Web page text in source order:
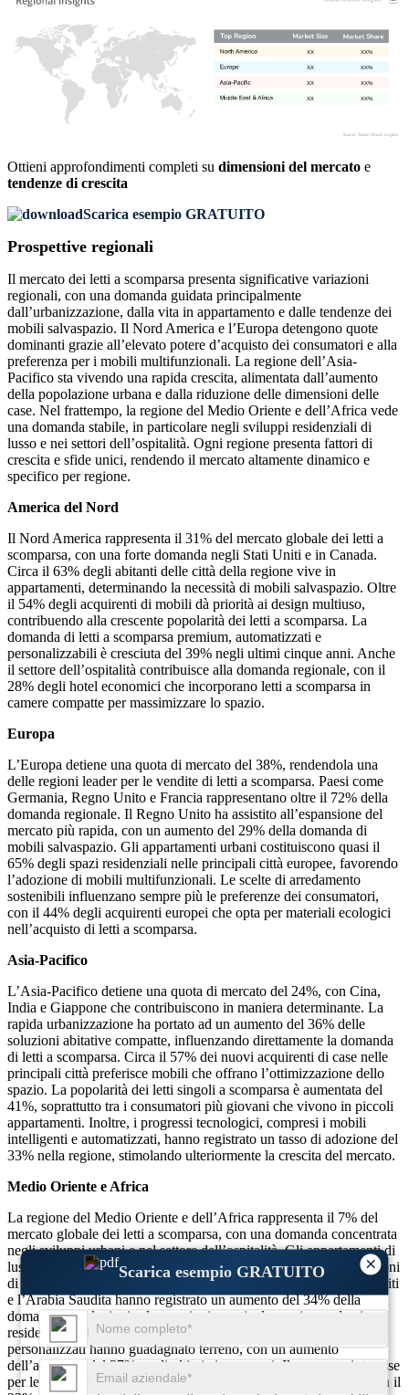
×
Scarica esempio GRATUITO
XX%
XX
XX%
XX
XX%
XX
XX%
XX
Ottieni approfondimenti completi su dimensioni del mercato e
tendenze di crescita
Scarica esempio GRATUITO
Prospettive regionali
Il mercato dei letti a scomparsa presenta significative variazioni
regionali, con una domanda guidata principalmente
dall’urbanizzazione, dalla vita in appartamento e dalle tendenze dei
mobili salvaspazio. Il Nord America e l’Europa detengono quote
dominanti grazie all’elevato potere d’acquisto dei consumatori e alla
preferenza per i mobili multifunzionali. La regione dell’Asia-
Pacifico sta vivendo una rapida crescita, alimentata dall’aumento
della popolazione urbana e dalla riduzione delle dimensioni delle
case. Nel frattempo, la regione del Medio Oriente e dell’Africa vede
una domanda stabile, in particolare negli sviluppi residenziali di
lusso e nei settori dell’ospitalità. Ogni regione presenta fattori di
crescita e sfide unici, rendendo il mercato altamente dinamico e
specifico per regione.
America del Nord
Il Nord America rappresenta il 31% del mercato globale dei letti a
scomparsa, con una forte domanda negli Stati Uniti e in Canada.
Circa il 63% degli abitanti delle città della regione vive in
appartamenti, determinando la necessità di mobili salvaspazio. Oltre
il 54% degli acquirenti di mobili dà priorità ai design multiuso,
contribuendo alla crescente popolarità dei letti a scomparsa. La
domanda di letti a scomparsa premium, automatizzati e
personalizzabili è cresciuta del 39% negli ultimi cinque anni. Anche
il settore dell’ospitalità contribuisce alla domanda regionale, con il
28% degli hotel economici che incorporano letti a scomparsa in
camere compatte per massimizzare lo spazio.
Europa
L’Europa detiene una quota di mercato del 38%, rendendola una
delle regioni leader per le vendite di letti a scomparsa. Paesi come
Germania, Regno Unito e Francia rappresentano oltre il 72% della
domanda regionale. Il Regno Unito ha assistito all’espansione del
mercato più rapida, con un aumento del 29% della domanda di
mobili salvaspazio. Gli appartamenti urbani costituiscono quasi il
65% degli spazi residenziali nelle principali città europee, favorendo
l’adozione di mobili multifunzionali. Le scelte di arredamento
sostenibili influenzano sempre più le preferenze dei consumatori,
con il 44% degli acquirenti europei che opta per materiali ecologici
nell’acquisto di letti a scomparsa.
Asia-Pacifico
L’Asia-Pacifico detiene una quota di mercato del 24%, con Cina,
India e Giappone che contribuiscono in maniera determinante. La
rapida urbanizzazione ha portato ad un aumento del 36% delle
soluzioni abitative compatte, influenzando direttamente la domanda
di letti a scomparsa. Circa il 57% dei nuovi acquirenti di case nelle
principali città preferisce mobili che offrano l’ottimizzazione dello
spazio. La popolarità dei letti singoli a scomparsa è aumentata del
41%, soprattutto tra i consumatori più giovani che vivono in piccoli
appartamenti. Inoltre, i progressi tecnologici, compresi i mobili
intelligenti e automatizzati, hanno registrato un tasso di adozione del
33% nella regione, stimolando ulteriormente la crescita del mercato.
Medio Oriente e Africa
La regione del Medio Oriente e dell’Africa rappresenta il 7% del
mercato globale dei letti a scomparsa, con una domanda concentrata
negli sviluppi urbani e nel settore dell’ospitalità. Gli appartamenti di
lusso e gli hotel di fascia alta rappresentano il 61% delle installazioni
di letti a scomparsa nella regione. Paesi come gli Emirati Arabi Uniti
e l’Arabia Saudita hanno registrato un aumento del 34% della
domanda di soluzioni salvaspazio, in particolare nei complessi
residenziali ad alta densità. I letti a scomparsa multifunzionali e
personalizzati hanno guadagnato terreno, con un aumento
dell’adozione del 27% negli ultimi cinque anni. Il crescente interesse
per le case intelligenti ha ulteriormente alimentato la domanda, con il